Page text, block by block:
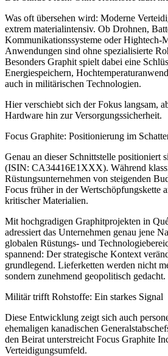
Was oft übersehen wird: Moderne
extrem materialintensiv. Ob Drohnen,
Kommunikationssysteme oder Hightech-
Anwendungen sind ohne spezialisierte
Besonders Graphit spielt dabei eine
Energiespeichern,
auch in militärischen Technologien.
Hier verschiebt sich der Fokus langsam,
Hardware hin zur Versorgungssicherheit.
Focus Graphite: Positionierung im
Genau an dieser Schnittstelle positioniert
(ISIN: CA34416E1XXX). Während
Rüstungsunternehmen von steigenden
Focus früher in der Wertschöpfungskette
kritischer Materialien.
Mit hochgradigen Graphitprojekten in
adressiert das Unternehmen genau jene
globalen Rüstungs- und
spannend: Der strategische Kontext
grundlegend. Lieferketten werden nicht
sondern zunehmend geopolitisch gedacht.
Militär trifft Rohstoffe: Ein starkes Signal
Diese Entwicklung zeigt sich auch
ehemaligen kanadischen
den Beirat unterstreicht Focus Graphite
Verteidigungsumfeld.